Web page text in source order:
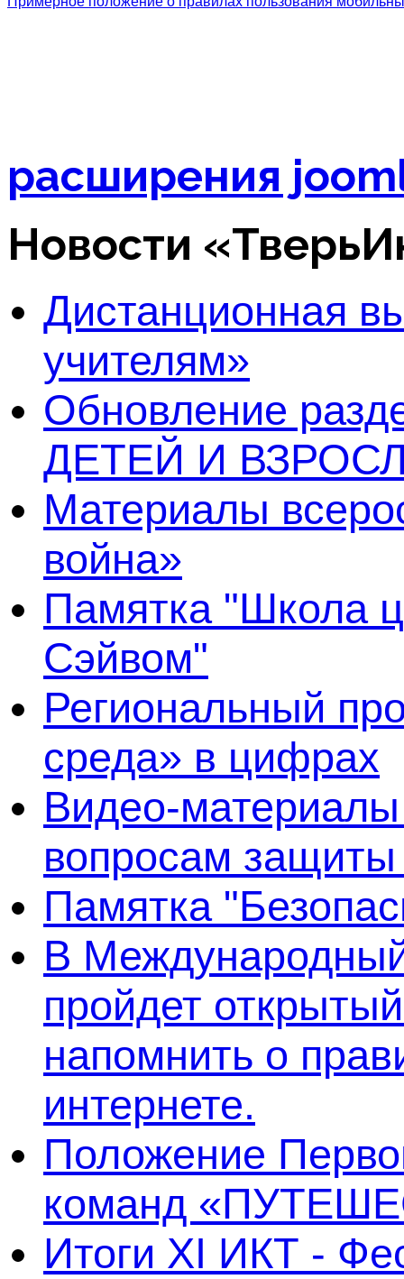
расширения
Новости
Дистанционная
учителям»
Обновление
ДЕТЕЙ И
Материалы
война»
Памятка "Школа
Сэйвом"
Региональный
среда» в цифрах
Видео-
вопросам
Памятка
В
пройдет
напомнить о
интернете.
Положение
команд
Итоги XI ИКТ -